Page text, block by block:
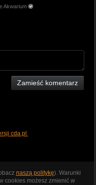
Akwarium
Zamieść komentarz
cda.pl
naszą politykę). Warunki
cookies możesz zmienić w